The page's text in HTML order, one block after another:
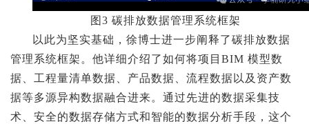
图3 碳排放数据管理系统框架
以此为坚实基础，徐博士进一步阐释了碳排放数据
管理系统框架。他详细介绍了如何将项目BIM 模型数
据、工程量清单数据、产品数据、流程数据以及资产数
据等多源异构数据融合进来。通过先进的数据采集技
术、安全的数据存储方式和智能的数据分析手段，这个